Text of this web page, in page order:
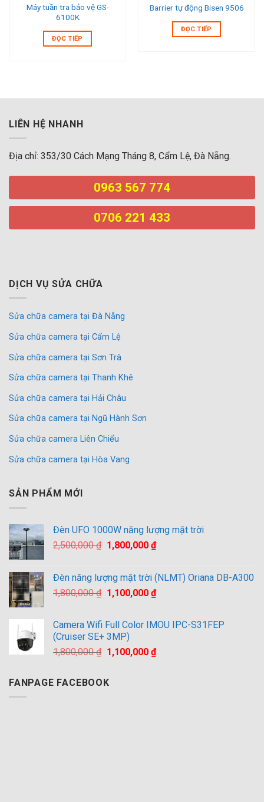
Máy tuần tra bảo vệ GS-
6100K
ĐỌC TIẾP
Barrier tự động Bisen 9506
ĐỌC TIẾP
LIÊN HỆ NHANH
Địa chỉ: 353/30 Cách Mạng Tháng 8, Cẩm Lệ, Đà Nẵng.
0963 567 774
0706 221 433
DỊCH VỤ SỬA CHỮA
Sửa chữa camera tại Đà Nẵng
Sửa chữa camera tại Cẩm Lệ
Sửa chữa camera tại Sơn Trà
Sửa chữa camera tại Thanh Khê
Sửa chữa camera tại Hải Châu
Sửa chữa camera tại Ngũ Hành Sơn
Sửa chữa camera Liên Chiểu
Sửa chữa camera tại Hòa Vang
SẢN PHẨM MỚI
Đèn UFO 1000W năng lượng mặt trời
2,500,000₫ Giá
2,500,000 ₫.
1,800,000 ₫Giá
là:
1,800,000 ₫.
Đèn năng lượng mặt trời (NLMT) Oriana DB-A300
1,800,000₫ Giá
1,800,000 ₫.
1,100,000 ₫Giá
là:
Camera Wifi Full Color IMOU IPC-S31FEP
(Cruiser SE+ 3MP)
1,800,000₫ Giá
1,800,000 ₫.
1,100,000 ₫Giá
FANPAGE FACEBOOK